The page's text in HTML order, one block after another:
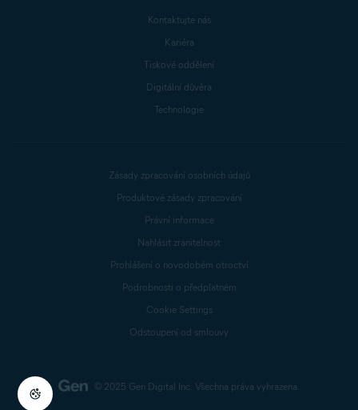
Kontaktujte nás
Kariéra
Tiskové oddělení
Digitální důvěra
Technologie
© 2025 Gen Digital Inc. Všechna práva vyhrazena.
Zásady zpracování osobních údajů
Produktové zásady zpracování
Právní informace
Nahlásit zranitelnost
Prohlášení o novodobém otroctví
Podrobnosti o předplatném
Cookie Settings
Odstoupení od smlouvy